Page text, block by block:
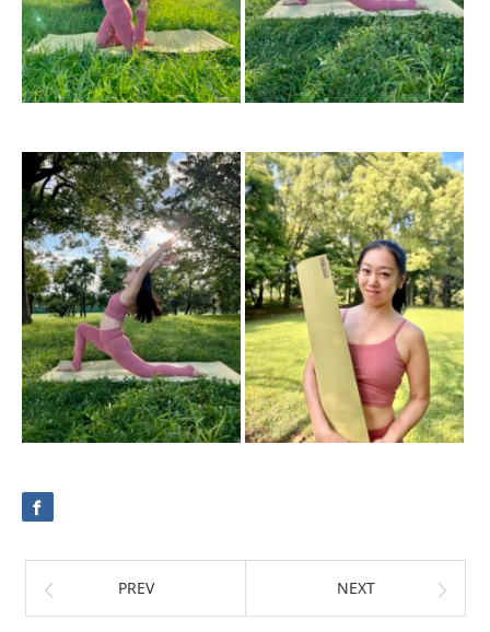
PREV NEXT